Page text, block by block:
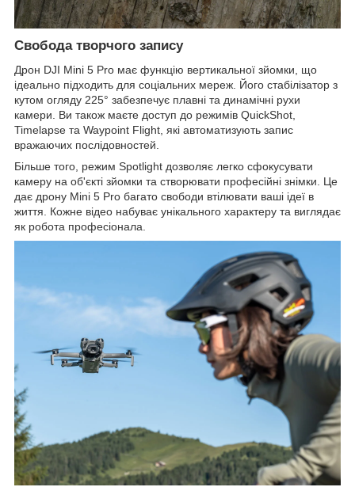
Свобода творчого запису
Дрон DJI Mini 5 Pro має функцію вертикальної зйомки, що
ідеально підходить для соціальних мереж. Його стабілізатор з
кутом огляду 225° забезпечує плавні та динамічні рухи
камери. Ви також маєте доступ до режимів QuickShot,
Timelapse та Waypoint Flight, які автоматизують запис
вражаючих послідовностей.
Більше того, режим Spotlight дозволяє легко сфокусувати
камеру на об'єкті зйомки та створювати професійні знімки. Це
дає дрону Mini 5 Pro багато свободи втілювати ваші ідеї в
життя. Кожне відео набуває унікального характеру та виглядає
як робота професіонала.